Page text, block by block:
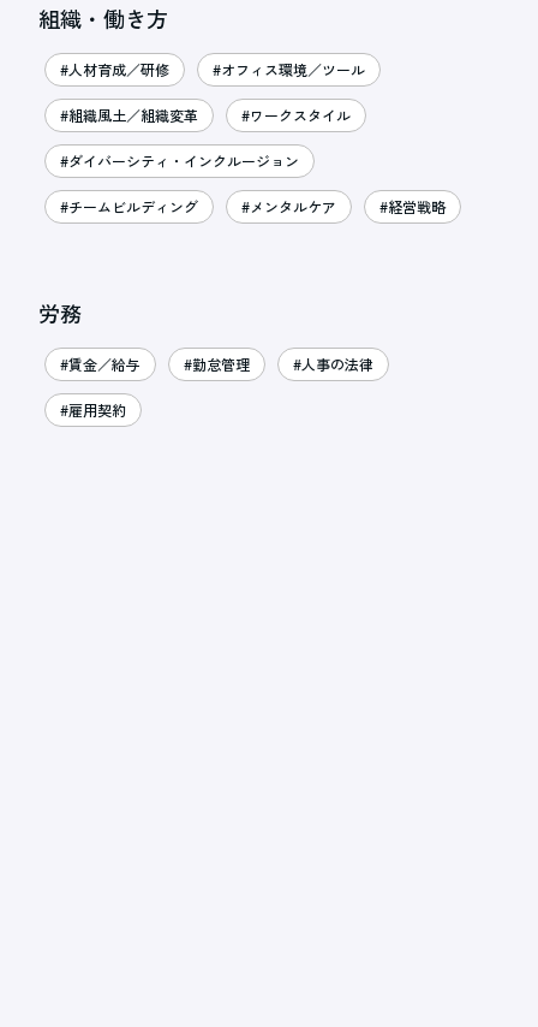
組織・働き方
#人材育成／研修 #オフィス環境／ツール
#組織風土／組織変革 #ワークスタイル
#ダイバーシティ・インクルージョン
#チームビルディング #メンタルケア #経営戦略
労務
#賃金／給与 #勤怠管理 #人事の法律
#雇用契約